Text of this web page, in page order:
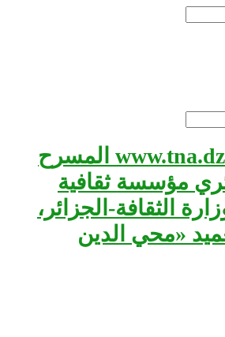
www.tna.dz المسرح
مؤسسة ثقافية
الثقافة-الجزائر،
«محي الدين